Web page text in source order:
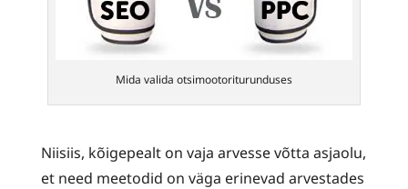
Mida valida otsimootoriturunduses
Niisiis, kõigepealt on vaja arvesse võtta asjaolu,
et need meetodid on väga erinevad arvestades